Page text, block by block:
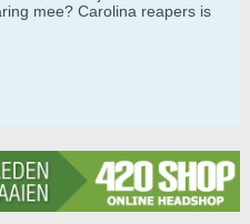
mee? Carolina reapers is